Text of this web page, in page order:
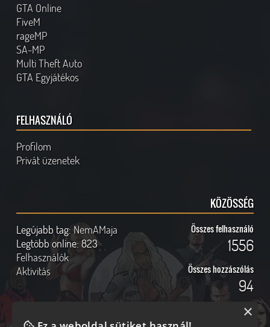
GTA Online
FiveM
rageMP
SA-MP
Multi Theft Auto
GTA Egyjátékos
FELHASZNÁLÓ
Profilom
Privát üzenetek
KÖZÖSSÉG
Legújabb tag:NemAMaja
Legtöbb online:823
Felhasználók
Aktivitás
Összes felhasználó
1556
Összes hozzászólás
94
×